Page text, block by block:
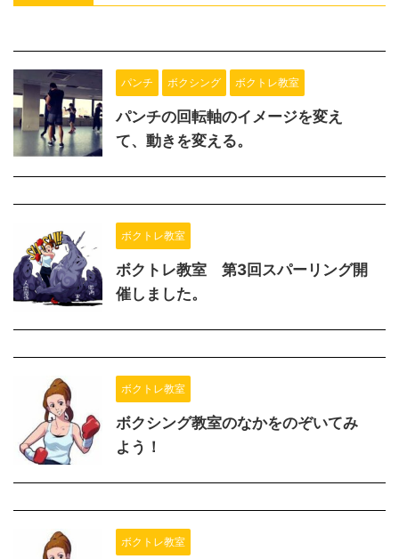
パンチ ボクシング ボクトレ教室
パンチの回転軸のイメージを変え
て、動きを変える。
ボクトレ教室
ボクトレ教室 第3回スパーリング開
催しました。
ボクトレ教室
ボクシング教室のなかをのぞいてみ
よう！
ボクトレ教室